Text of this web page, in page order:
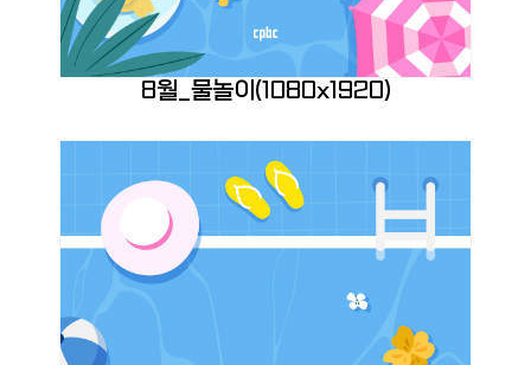
8월_물놀이(1080x1920)